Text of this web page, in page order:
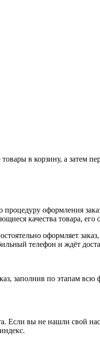
в корзину, а затем
оформления
качества товара,
оформляет
телефон и ждёт
заполнив по этапам всю
Если вы не нашли свой